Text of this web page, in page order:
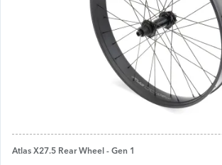
Atlas X27.5 Rear Wheel - Gen 1